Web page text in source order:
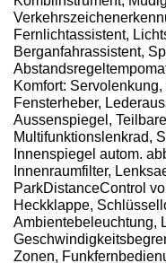
Fernlichtassistent,
Berganfahrassistent,
Komfort:
Fensterheber,
Aussenspiegel,
Multifunktionslenkrad,
Innenspiegel autom.
Innenraumfilter,
ParkDistanceControl
Heckklappe,
Ambientebeleuchtung,
Zonen,